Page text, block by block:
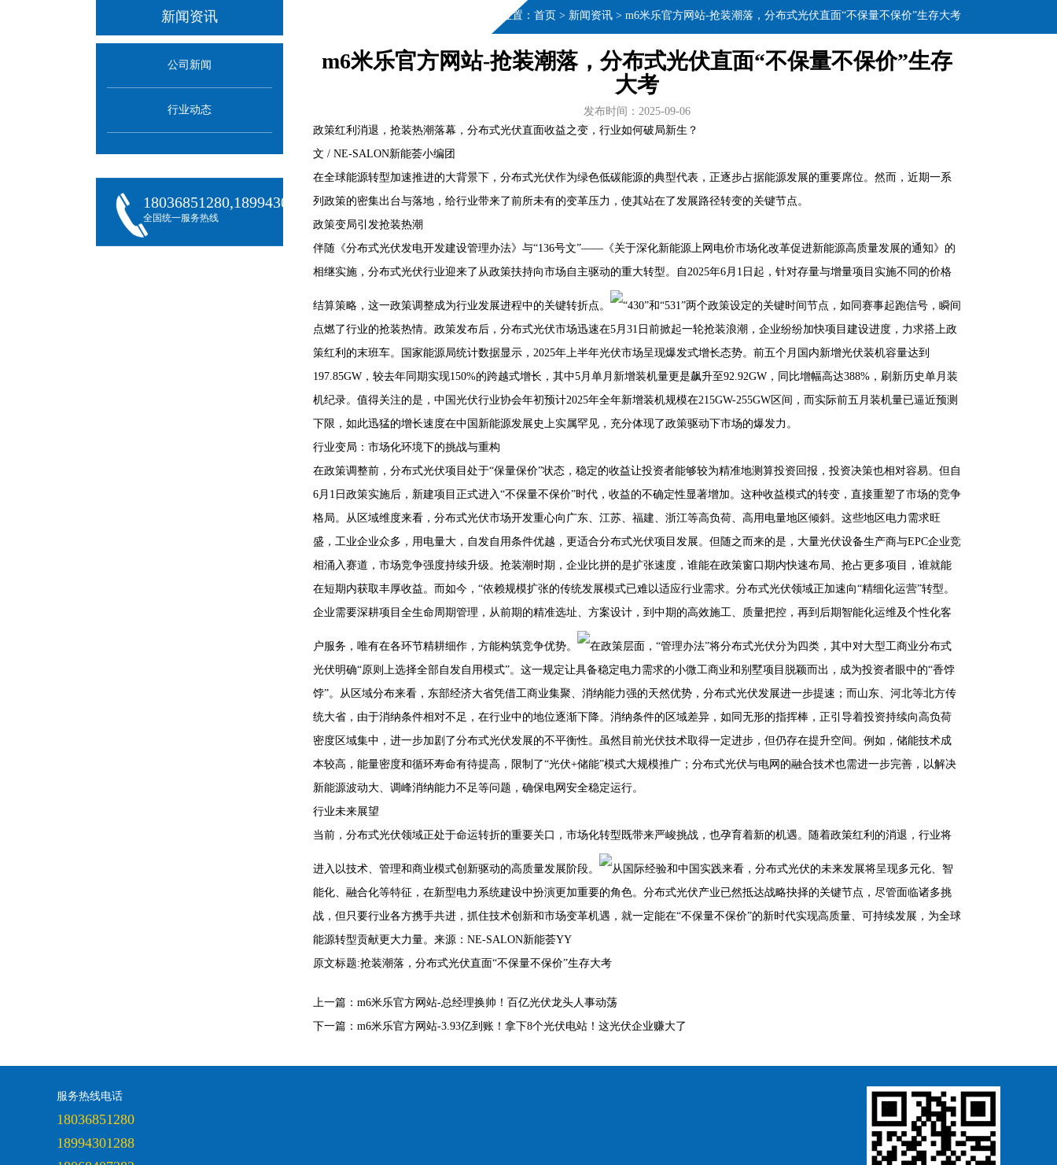
新闻资讯
公司新闻
行业动态
18036851280,18994301288,18068407382
全国统一服务热线
当前位置： 首页 > 新闻资讯 > m6米乐官方网站-抢装潮落，分布式光伏直面“不保量不保价”生存大考
m6米乐官方网站-抢装潮落，分布式光伏直面“不保量不保价”生存
大考
发布时间：2025-09-06
政策红利消退，抢装热潮落幕，分布式光伏直面收益之变，行业如何破局新生？
文 / NE-SALON新能荟小编团
在全球能源转型加速推进的大背景下，分布式光伏作为绿色低碳能源的典型代表，正逐步占据能源发展的重要席位。然而，近期一系
列政策的密集出台与落地，给行业带来了前所未有的变革压力，使其站在了发展路径转变的关键节点。
政策变局引发抢装热潮
伴随《分布式光伏发电开发建设管理办法》与“136号文”——《关于深化新能源上网电价市场化改革促进新能源高质量发展的通知》的
相继实施，分布式光伏行业迎来了从政策扶持向市场自主驱动的重大转型。自2025年6月1日起，针对存量与增量项目实施不同的价格
结算策略，这一政策调整成为行业发展进程中的关键转折点。
“430”和“531”两个政策设定的关键时间节点，如同赛事起跑信号，瞬间
点燃了行业的抢装热情。政策发布后，分布式光伏市场迅速在5月31日前掀起一轮抢装浪潮，企业纷纷加快项目建设进度，力求搭上政
策红利的末班车。国家能源局统计数据显示，2025年上半年光伏市场呈现爆发式增长态势。前五个月国内新增光伏装机容量达到
197.85GW，较去年同期实现150%的跨越式增长，其中5月单月新增装机量更是飙升至92.92GW，同比增幅高达388%，刷新历史单月装
机纪录。值得关注的是，中国光伏行业协会年初预计2025年全年新增装机规模在215GW-255GW区间，而实际前五月装机量已逼近预测
下限，如此迅猛的增长速度在中国新能源发展史上实属罕见，充分体现了政策驱动下市场的爆发力。
行业变局：市场化环境下的挑战与重构
在政策调整前，分布式光伏项目处于“保量保价”状态，稳定的收益让投资者能够较为精准地测算投资回报，投资决策也相对容易。但自
6月1日政策实施后，新建项目正式进入“不保量不保价”时代，收益的不确定性显著增加。这种收益模式的转变，直接重塑了市场的竞争
格局。从区域维度来看，分布式光伏市场开发重心向广东、江苏、福建、浙江等高负荷、高用电量地区倾斜。这些地区电力需求旺
盛，工业企业众多，用电量大，自发自用条件优越，更适合分布式光伏项目发展。但随之而来的是，大量光伏设备生产商与EPC企业竞
相涌入赛道，市场竞争强度持续升级。抢装潮时期，企业比拼的是扩张速度，谁能在政策窗口期内快速布局、抢占更多项目，谁就能
在短期内获取丰厚收益。而如今，“依赖规模扩张的传统发展模式已难以适应行业需求。分布式光伏领域正加速向“精细化运营”转型。
企业需要深耕项目全生命周期管理，从前期的精准选址、方案设计，到中期的高效施工、质量把控，再到后期智能化运维及个性化客
户服务，唯有在各环节精耕细作，方能构筑竞争优势。
在政策层面，“管理办法”将分布式光伏分为四类，其中对大型工商业分布式
光伏明确“原则上选择全部自发自用模式”。这一规定让具备稳定电力需求的小微工商业和别墅项目脱颖而出，成为投资者眼中的“香饽
饽”。从区域分布来看，东部经济大省凭借工商业集聚、消纳能力强的天然优势，分布式光伏发展进一步提速；而山东、河北等北方传
统大省，由于消纳条件相对不足，在行业中的地位逐渐下降。消纳条件的区域差异，如同无形的指挥棒，正引导着投资持续向高负荷
密度区域集中，进一步加剧了分布式光伏发展的不平衡性。虽然目前光伏技术取得一定进步，但仍存在提升空间。例如，储能技术成
本较高，能量密度和循环寿命有待提高，限制了“光伏+储能”模式大规模推广；分布式光伏与电网的融合技术也需进一步完善，以解决
新能源波动大、调峰消纳能力不足等问题，确保电网安全稳定运行。
行业未来展望
当前，分布式光伏领域正处于命运转折的重要关口，市场化转型既带来严峻挑战，也孕育着新的机遇。随着政策红利的消退，行业将
进入以技术、管理和商业模式创新驱动的高质量发展阶段。
从国际经验和中国实践来看，分布式光伏的未来发展将呈现多元化、智
能化、融合化等特征，在新型电力系统建设中扮演更加重要的角色。分布式光伏产业已然抵达战略抉择的关键节点，尽管面临诸多挑
战，但只要行业各方携手共进，抓住技术创新和市场变革机遇，就一定能在“不保量不保价”的新时代实现高质量、可持续发展，为全球
能源转型贡献更大力量。来源：NE-SALON新能荟YY
原文标题:抢装潮落，分布式光伏直面“不保量不保价”生存大考
上一篇： m6米乐官方网站-总经理换帅！百亿光伏龙头人事动荡
下一篇： m6米乐官方网站-3.93亿到账！拿下8个光伏电站！这光伏企业赚大了
服务热线电话
18036851280
18994301288